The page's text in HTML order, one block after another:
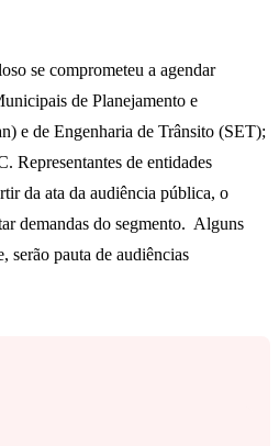
se comprometeu a agendar
de Planejamento e
e de Engenharia de Trânsito (SET);
Representantes de entidades
da ata da audiência pública, o
demandas do segmento. Alguns
serão pauta de audiências